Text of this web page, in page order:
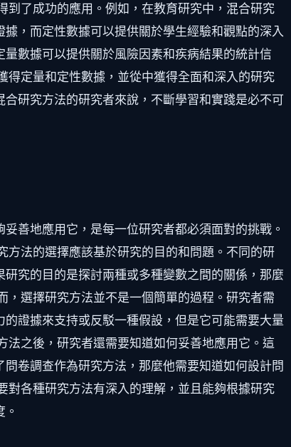
到了成功的應用。例如，在教育研究中，混合研究
，而定性數據可以提供關於學生經驗和觀點的深入
數據可以提供關於風險因素和疾病結果的統計信
得定量和定性數據，並從中獲得全面和深入的研究
研究方法的研究者來說，不斷學習和實踐是必不可
善地應用它，是每一位研究者都必須面對的挑戰。
方法的選擇應該基於研究的目的和問題。不同的研
究的目的是探討兩種或多種變數之間的關係，那麼
選擇研究方法並不是一個簡單的過程。研究者需
證據來支持或反駁一種假設，但是它可能需要大量
之後，研究者還需要知道如何妥善地應用它。這
卷調查作為研究方法，那麼他需要知道如何設計問
對各種研究方法有深入的理解，並且能夠根據研究